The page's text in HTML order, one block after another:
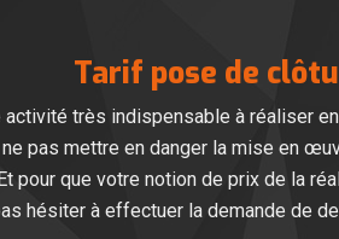
Tarif pose de
très indispensable à réaliser
pas mettre en danger la mise en
pour que votre notion de prix de la
hésiter à effectuer la demande de